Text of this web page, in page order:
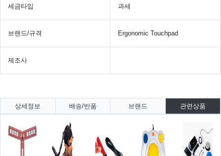
세금타입 과세
브랜드/규격 Ergonomic Touchpad
제조사
상세정보 배송/반품 브랜드 관련상품